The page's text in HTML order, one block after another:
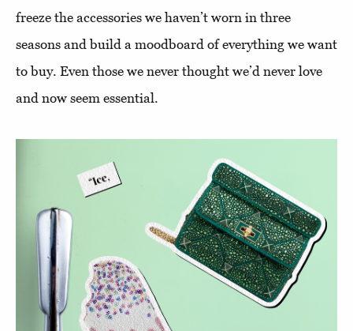
freeze the accessories we haven’t worn in three
seasons and build a moodboard of everything we want
to buy. Even those we never thought we’d never love
and now seem essential.